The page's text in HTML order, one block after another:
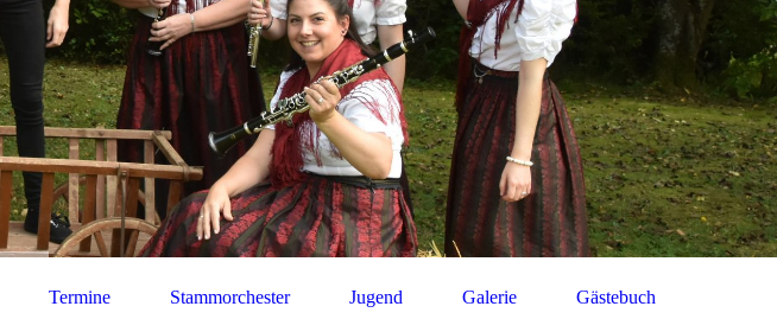
Termine Stammorchester Jugend Galerie Gästebuch